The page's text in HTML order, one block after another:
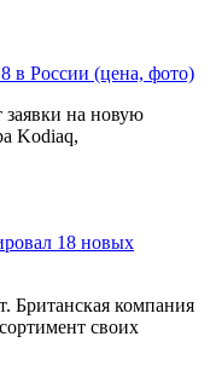
в России (цена, фото)
на новую
Kodiaq,
18 новых
Британская компания
своих